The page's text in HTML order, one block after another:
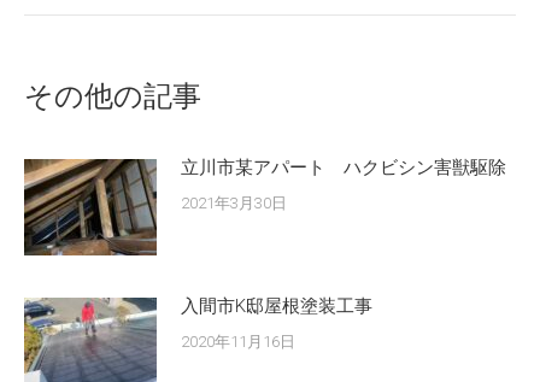
その他の記事
立川市某アパート ハクビシン害獣駆除
2021年3月30日
入間市K邸屋根塗装工事
2020年11月16日